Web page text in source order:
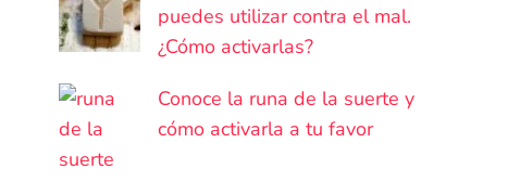
puedes utilizar contra el mal.
¿Cómo activarlas?
Conoce la runa de la suerte y
cómo activarla a tu favor